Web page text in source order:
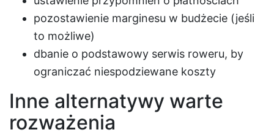
pozostawienie marginesu w budżecie (jeśli
to możliwe)
dbanie o podstawowy serwis roweru, by
ograniczać niespodziewane koszty
Inne alternatywy warte
rozważenia